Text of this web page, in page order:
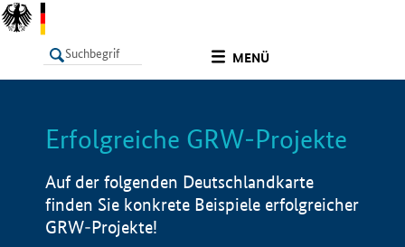
MENÜ
LISTE Info
Erfolgreiche GRW-Projekte
Auf der folgenden Deutschlandkarte
finden Sie konkrete Beispiele erfolgreicher
GRW-Projekte!